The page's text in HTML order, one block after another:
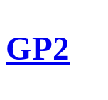
GP2